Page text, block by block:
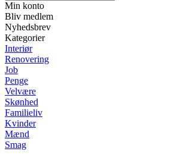
Min konto
Bliv medlem
Nyhedsbrev
Kategorier
Interiør
Renovering
Job
Penge
Velvære
Skønhed
Familieliv
Kvinder
Mænd
Smag